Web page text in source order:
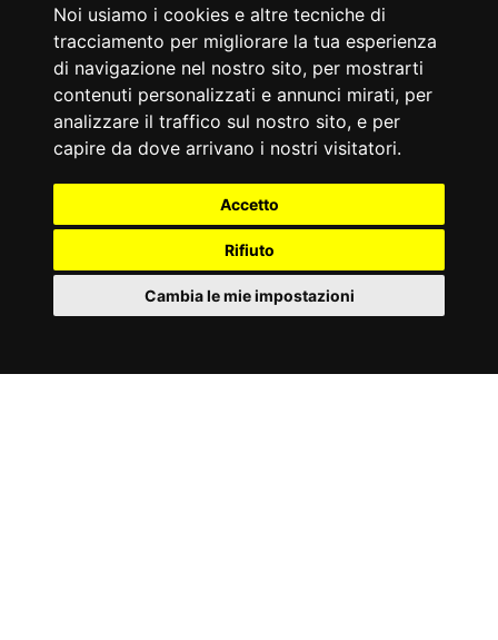
Noi usiamo i cookies e altre tecniche di
tracciamento per migliorare la tua esperienza
di navigazione nel nostro sito, per mostrarti
contenuti personalizzati e annunci mirati, per
analizzare il traffico sul nostro sito, e per
capire da dove arrivano i nostri visitatori.
Accetto
Rifiuto
Cambia le mie impostazioni
#GALLERIA
PLX-7850 LEG
EXTENSION/LEG CURL
SEATED